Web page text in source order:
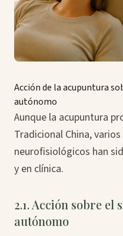
Acción de la acupuntura
autónomo
Aunque la acupuntura
Tradicional China,
neurofisiológicos han
y en clínica.
2.1. Acción sobre el
autónomo